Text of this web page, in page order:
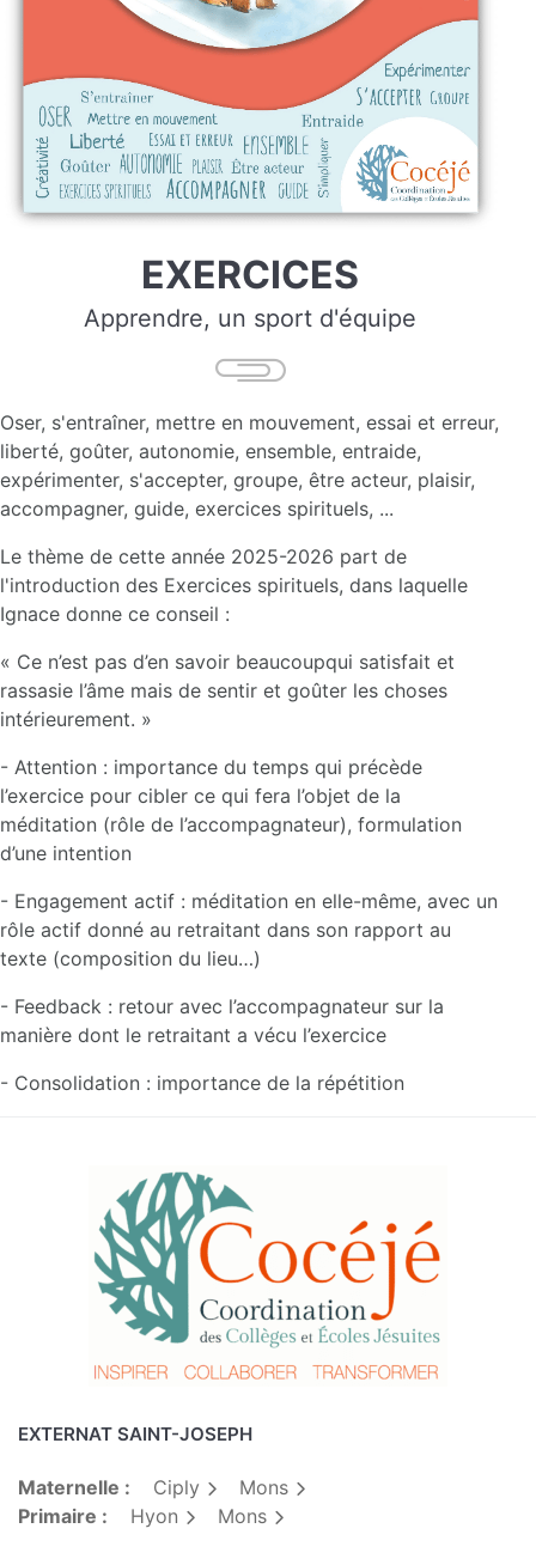
EXERCICES
Apprendre, un sport d'équipe
Oser, s'entraîner, mettre en mouvement, essai et erreur,
liberté, goûter, autonomie, ensemble, entraide,
expérimenter, s'accepter, groupe, être acteur, plaisir,
accompagner, guide, exercices spirituels, ...
Le thème de cette année 2025-2026 part de
l'introduction des Exercices spirituels, dans laquelle
Ignace donne ce conseil :
« Ce n’est pas d’en savoir beaucoupqui satisfait et
rassasie l’âme mais de sentir et goûter les choses
intérieurement. »
- Attention : importance du temps qui précède
l’exercice pour cibler ce qui fera l’objet de la
méditation (rôle de l’accompagnateur), formulation
d’une intention
- Engagement actif : méditation en elle-même, avec un
rôle actif donné au retraitant dans son rapport au
texte (composition du lieu…)
- Feedback : retour avec l’accompagnateur sur la
manière dont le retraitant a vécu l’exercice
- Consolidation : importance de la répétition
EXTERNAT SAINT-JOSEPH
Maternelle : Ciply
Mons
Primaire :
Hyon Mons